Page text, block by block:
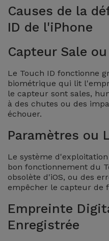
TCL
Autres
Marques
Voir
tout
Montres
Connectées
Bracelets
Chaînes
de
Téléphone
Gadgets
Hygiène
et
Maison
Portefeuilles,
Étuis et Sacs
Causes de la
ID de l'iPhone
Capteur Sale
Le Touch ID fonctionne
biométrique qui lit
le capteur sont sales,
à des chutes ou des
échouer.
Paramètres ou
Le système
bon fonctionnement du
obsolète d'iOS, ou des
empêcher le capteur de
Empreinte
Enregistrée